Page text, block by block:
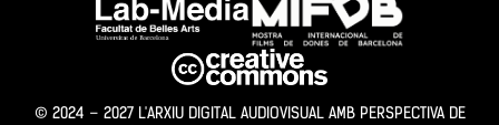
© 2024 – 2027 L'ARXIU DIGITAL AUDIOVISUAL AMB PERSPECTIVA DE